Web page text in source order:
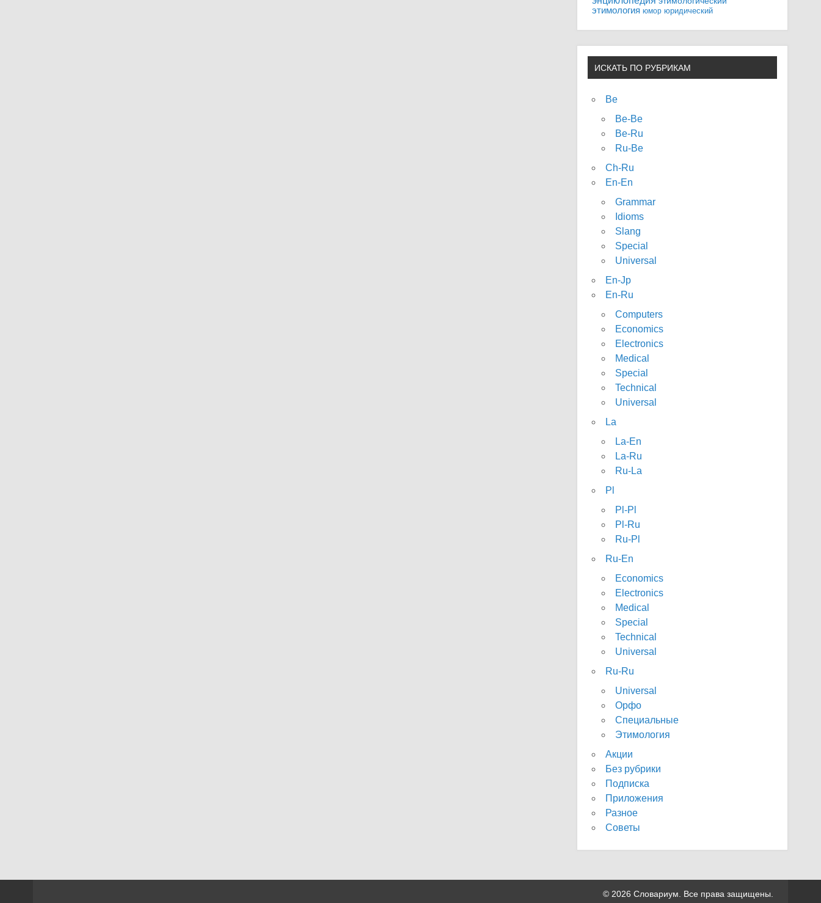
этимология юмор юридический
ИСКАТЬ ПО РУБРИКАМ
Be
Be-Be
Be-Ru
Ru-Be
Ch-Ru
En-En
Grammar
Idioms
Slang
Special
Universal
En-Jp
En-Ru
Computers
Economics
Electronics
Medical
Special
Technical
Universal
La
La-En
La-Ru
Ru-La
Pl
Pl-Pl
Pl-Ru
Ru-Pl
Ru-En
Economics
Electronics
Medical
Special
Technical
Universal
Ru-Ru
Universal
Орфо
Специальные
Этимология
Акции
Без рубрики
Подписка
Приложения
Разное
Советы
© 2026 Словариум. Все права защищены.